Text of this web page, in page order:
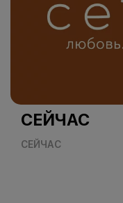
СЕЙЧАС
СЕЙЧАС